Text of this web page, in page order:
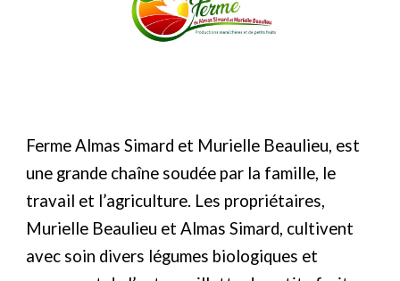
Ferme Almas Simard et Murielle Beaulieu, est
une grande chaîne soudée par la famille, le
travail et l’agriculture. Les propriétaires,
Murielle Beaulieu et Almas Simard, cultivent
avec soin divers légumes biologiques et